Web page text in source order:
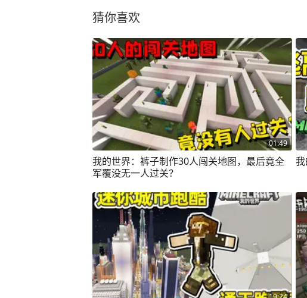
猜你喜欢
01:49
我的世界：裤子制作30人闯关地图，最后竟全
军覆没无一人过关？